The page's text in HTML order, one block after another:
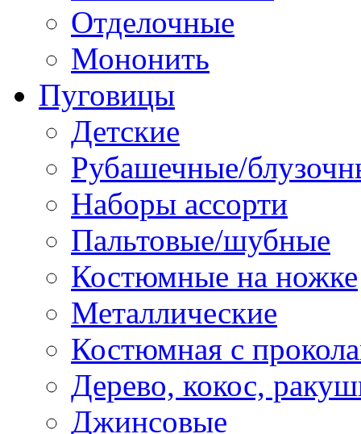
Отделочные
Мононить
Пуговицы
Детские
Рубашечные/
Наборы ассорти
Пальтовые/шубные
Костюмные на ножке
Металлические
Костюмная с
Дерево, кокос,
Джинсовые